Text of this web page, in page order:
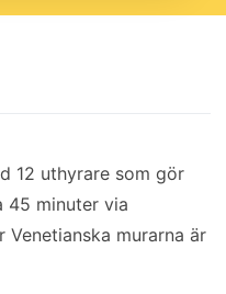
12 uthyrare som gör
45 minuter via
Venetianska murarna är